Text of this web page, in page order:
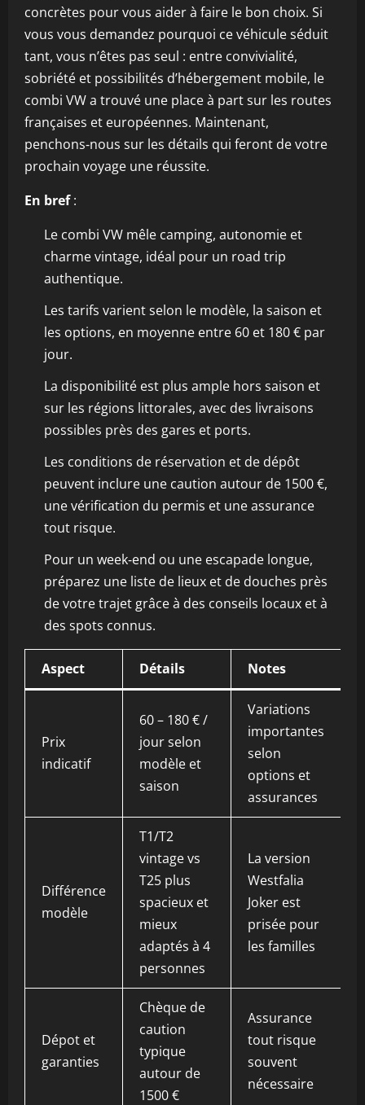
concrètes pour vous aider à faire le bon choix. Si
vous vous demandez pourquoi ce véhicule séduit
tant, vous n’êtes pas seul : entre convivialité,
sobriété et possibilités d’hébergement mobile, le
combi VW a trouvé une place à part sur les routes
françaises et européennes. Maintenant,
penchons‑nous sur les détails qui feront de votre
prochain voyage une réussite.
En bref:
Le combi VW mêle camping, autonomie et
charme vintage, idéal pour un road trip
authentique.
Les tarifs varient selon le modèle, la saison et
les options, en moyenne entre 60 et 180 € par
jour.
La disponibilité est plus ample hors saison et
sur les régions littorales, avec des livraisons
possibles près des gares et ports.
Les conditions de réservation et de dépôt
peuvent inclure une caution autour de 1500 €,
une vérification du permis et une assurance
tout risque.
Pour un week‑end ou une escapade longue,
préparez une liste de lieux et de douches près
de votre trajet grâce à des conseils locaux et à
des spots connus.
Aspect Détails Notes
Prix
indicatif
60 – 180 € /
jour selon
modèle et
saison
Variations
importantes
selon
options et
assurances
Différence
modèle
T1/T2
vintage vs
T25 plus
spacieux et
mieux
adaptés à 4
personnes
La version
Westfalia
Joker est
prisée pour
les familles
Dépot et
garanties
Chèque de
caution
typique
autour de
1500 €
Assurance
tout risque
souvent
nécessaire